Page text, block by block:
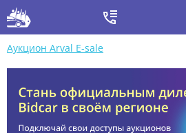
Аукцион Arval E-sale